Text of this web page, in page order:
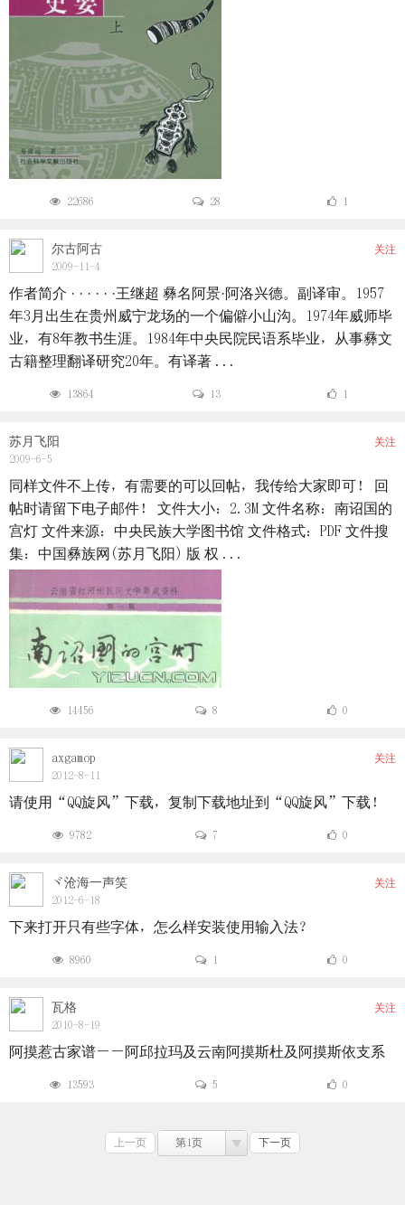
22686 28 1
尔古阿古
2009-11-4
关注
作者简介 · · · · · ·王继超 彝名阿景·阿洛兴德。副译审。1957
年3月出生在贵州威宁龙场的一个偏僻小山沟。1974年威师毕
业，有8年教书生涯。1984年中央民院民语系毕业，从事彝文
古籍整理翻译研究20年。有译著 ...
13864 13 1
苏月飞阳
2009-6-5
关注
同样文件不上传，有需要的可以回帖，我传给大家即可！ 回
帖时请留下电子邮件！ 文件大小：2.3M 文件名称：南诏国的
宫灯 文件来源：中央民族大学图书馆 文件格式：PDF 文件搜
集：中国彝族网(苏月飞阳) 版 权 ...
14456 8 0
axgamop
2012-8-11
关注
请使用“QQ旋风”下载，复制下载地址到“QQ旋风”下载！
9782 7 0
ヾ沧海一声笑
2012-6-18
关注
下来打开只有些字体，怎么样安装使用输入法？
8960 1 0
瓦格
2010-8-19
关注
阿摸惹古家谱――阿邱拉玛及云南阿摸斯杜及阿摸斯依支系
13593 5 0
上一页 第1页 下一页